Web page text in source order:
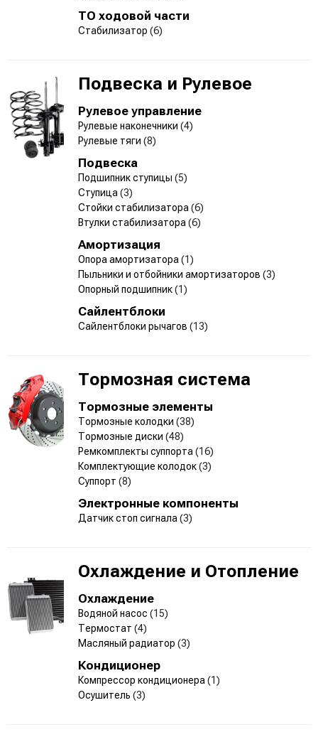
ТО ходовой части
Стабилизатор (6)
Подвеска и Рулевое
Рулевое управление
Рулевые наконечники (4)
Рулевые тяги (8)
Подвеска
Подшипник ступицы (5)
Ступица (3)
Стойки стабилизатора (6)
Втулки стабилизатора (6)
Амортизация
Опора амортизатора (1)
Пыльники и отбойники амортизаторов (3)
Опорный подшипник(1)
Сайлентблоки
Сайлентблоки рычагов (13)
Тормозная система
Тормозные элементы
Тормозные колодки (38)
Тормозные диски (48)
Ремкомплекты суппорта (16)
Комплектующие колодок(3)
Суппорт (8)
Электронные компоненты
Датчик стоп сигнала (3)
Охлаждение и Отопление
Охлаждение
Водяной насос (15)
Термостат (4)
Масляный радиатор (3)
Кондиционер
Компрессор кондиционера (1)
Осушитель (3)